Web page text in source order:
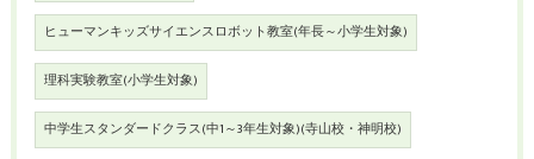
ヒューマンキッズサイエンスロボット教室(年長～小学生対象)
理科実験教室(小学生対象)
中学生スタンダードクラス(中1～3年生対象)(寺山校・神明校)